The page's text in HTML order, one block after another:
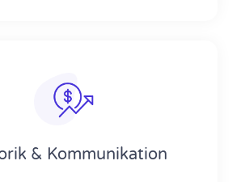
& Kommunikation